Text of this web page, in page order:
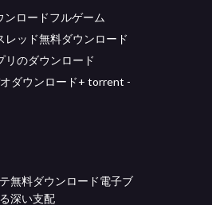
ンロードフルゲーム
レッド無料ダウンロード
リのダウンロード
ダウンロード+ torrent -
無料ダウンロード電子ブ
深い支配